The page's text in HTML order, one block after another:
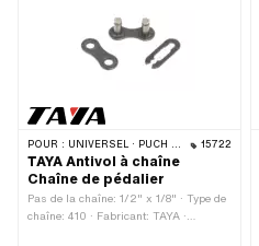
POUR : UNIVERSEL · PUCH · SACHS · PONY / CILO (BÊTA 521 & 512) · PIAGGIO · ZÜNDAPP BELMONDO · SOLEX · ALPA CHOPPER / TURBO · CILO 15722
TAYA Antivol à chaîne
Chaîne de pédalier
Pas de la chaîne: 1/2" x 1/8" · Type de
chaîne: 410 · Fabricant: TAYA ·